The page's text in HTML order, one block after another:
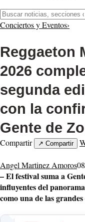
Buscar:
Conciertos y Eventos›
Reggaeton
2026
segunda
con la
Gente de
Compartir ↗ Compartir
Angel Martinez Amoros
– El festival suma a
influyentes del
como una de las